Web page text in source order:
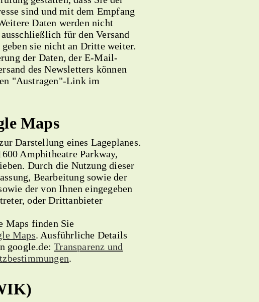
sind und mit dem Empfang
Daten werden nicht
für den Versand
sie nicht an Dritte weiter.
der Daten, der E-Mail-
des Newsletters können
"Austragen"-Link im
Maps
Darstellung eines Lageplanes.
Amphitheatre Parkway,
Durch die Nutzung dieser
Bearbeitung sowie der
der von Ihnen eingegeben
oder Drittanbieter
Maps finden Sie
Maps. Ausführliche Details
google.de:Transparenz und
.